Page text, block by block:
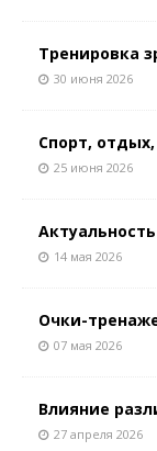
Тренировка
30 июня 2026
Спорт,
25 июня 2026
14 мая 2026
Очки-
07 мая 2026
Влияние
27 апреля 2026